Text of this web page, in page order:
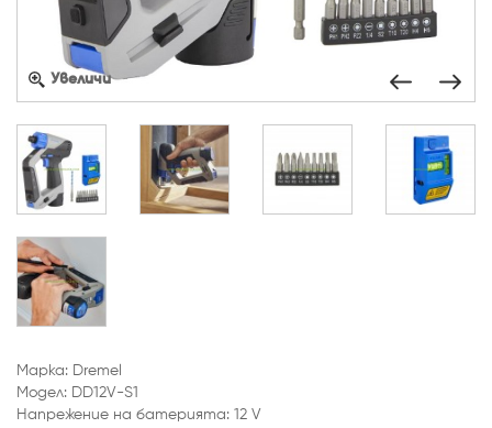
Увеличи
Марка: Dremel
Модел: DD12V-S1
Напрежение на батерията: 12 V